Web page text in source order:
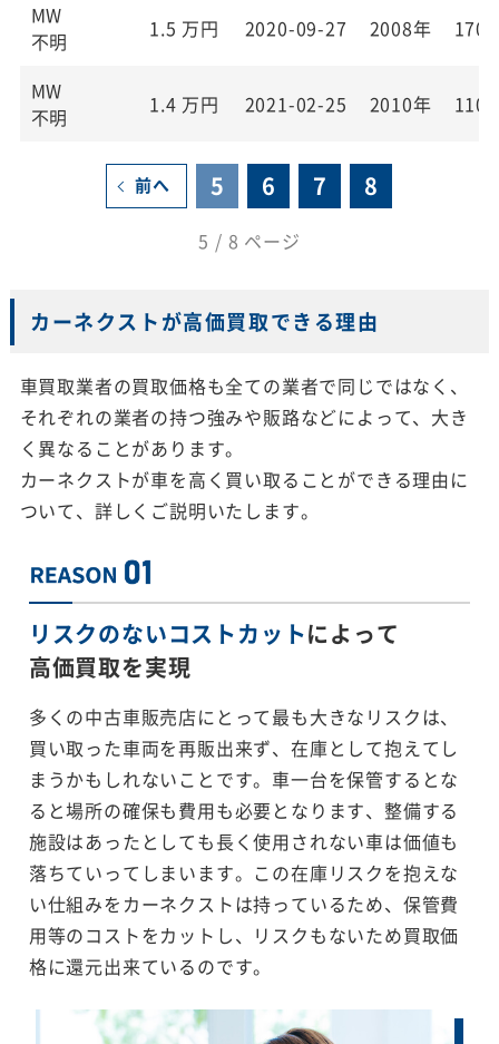
MW
不明
1.5 万円 2020-09-27 2008年
MW
不明
1.4 万円 2021-02-25 2010年
前へ 5 6 7 8
5 / 8 ページ
カーネクストが高価買取できる理由
車買取業者の買取価格も全ての業者で同じではなく、
それぞれの業者の持つ強みや販路などによって、大き
く異なることがあります。
カーネクストが車を高く買い取ることができる理由に
ついて、詳しくご説明いたします。
リスクのないコストカットによって
高価買取を実現
多くの中古車販売店にとって最も大きなリスクは、
買い取った車両を再販出来ず、在庫として抱えてし
まうかもしれないことです。車一台を保管するとな
ると場所の確保も費用も必要となります、整備する
施設はあったとしても長く使用されない車は価値も
落ちていってしまいます。この在庫リスクを抱えな
い仕組みをカーネクストは持っているため、保管費
用等のコストをカットし、リスクもないため買取価
格に還元出来ているのです。